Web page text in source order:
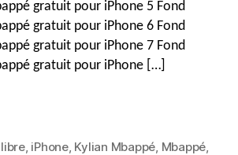
pour
iPhone,
Android
et
téléphones
gratuit pour iPhone 5 Fond
gratuit pour iPhone 6 Fond
gratuit pour iPhone 7 Fond
gratuit pour iPhone […]
libre, iPhone, Kylian Mbappé, Mbappé,